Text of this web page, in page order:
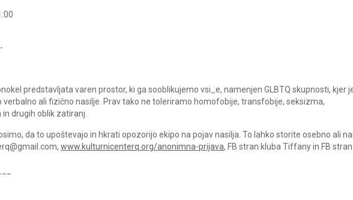
predstavljata varen prostor, ki ga sooblikujemo vsi_e, namenjen GLBTQ skupnosti, kjer
verbalno ali fizično nasilje. Prav tako ne toleriramo homofobije, transfobije, seksizma,
drugih oblik zatiranj.
da to upoštevajo in hkrati opozorijo ekipo na pojav nasilja. To lahko storite osebno ali
www.kulturnicenterq.org/anonimna-prijava, FB stran kluba Tiffany in FB stran